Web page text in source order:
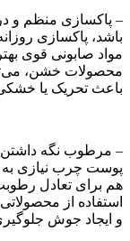
– پاکسازی منظم و
باشد، پاکسازی
مواد صابونی قوی
محصولات خشن،
باعث تحریک یا
– مرطوب نگه داشتن
پوست چرب نیازی
هم برای تعادل
استفاده از
و ایجاد جوش